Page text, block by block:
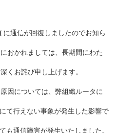
に通信が回復しましたのでお知ら
おかれましては、長期間にわた
くお詫び申し上げます。
因については、弊組織ルータに
て行えない事象が発生した影響で
も通信障害が発生いたしました。